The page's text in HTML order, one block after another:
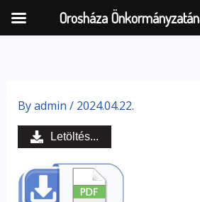
content
Byadmin / 2024.04.22.
Letöltés...
Orosháza